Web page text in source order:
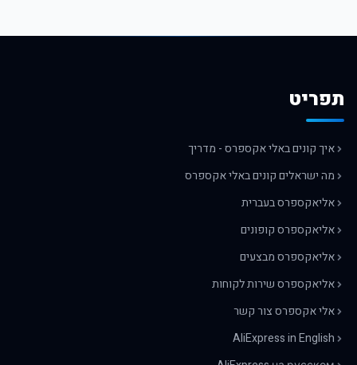
תפריט
איך קונים באלי אקספרס - מדריך
מה ישראלים קונים באלי אקספרס
אליאקספרס בעברית
אליאקספרס קופונים
אליאקספרס מבצעים
אליאקספרס שירות לקוחות
אלי אקספרס צור קשר
AliExpress in English